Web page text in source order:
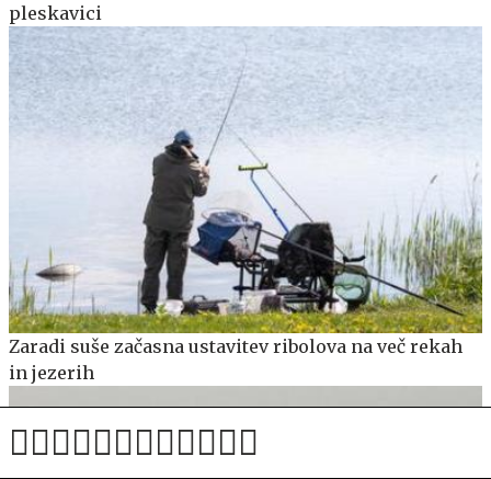
pleskavici
Zaradi suše začasna ustavitev ribolova na več rekah
in jezerih